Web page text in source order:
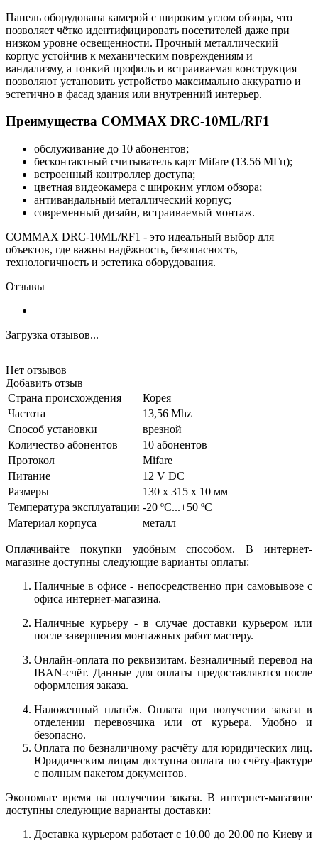
Панель оборудована камерой с широким углом обзора, что
позволяет чётко идентифицировать посетителей даже при
низком уровне освещенности. Прочный металлический
корпус устойчив к механическим повреждениям и
вандализму, а тонкий профиль и встраиваемая конструкция
позволяют установить устройство максимально аккуратно и
эстетично в фасад здания или внутренний интерьер.
Преимущества COMMAX DRC-10ML/RF1
обслуживание до 10 абонентов;
бесконтактный считыватель карт Mifare (13.56 МГц);
встроенный контроллер доступа;
цветная видеокамера с широким углом обзора;
антивандальный металлический корпус;
современный дизайн, встраиваемый монтаж.
COMMAX DRC-10ML/RF1 - это идеальный выбор для
объектов, где важны надёжность, безопасность,
технологичность и эстетика оборудования.
Отзывы
Загрузка отзывов...
Нет отзывов
Добавить отзыв
Страна происхождения
Корея
Частота
13,56 Mhz
Способ установки
врезной
Количество абонентов
10 абонентов
Протокол
Mifare
Питание
12 V DC
Размеры
130 x 315 x 10 мм
Температура эксплуатации -20 ºC...+50 ºC
Материал корпуса
металл
Оплачивайте покупки удобным способом. В интернет-
магазине доступны следующие варианты оплаты:
Наличные в офисе - непосредственно при самовывозе с
офиса интернет-магазина.
Наличные курьеру - в случае доставки курьером или
после завершения монтажных работ мастеру.
Онлайн-оплата по реквизитам. Безналичный перевод на
IBAN-счёт. Данные для оплаты предоставляются после
оформления заказа.
Наложенный платёж. Оплата при получении заказа в
отделении перевозчика или от курьера. Удобно и
безопасно.
Оплата по безналичному расчёту для юридических лиц.
Юридическим лицам доступна оплата по счёту-фактуре
с полным пакетом документов.
Экономьте время на получении заказа. В интернет-магазине
доступны следующие варианты доставки:
Доставка курьером работает с 10.00 до 20.00 по Киеву и